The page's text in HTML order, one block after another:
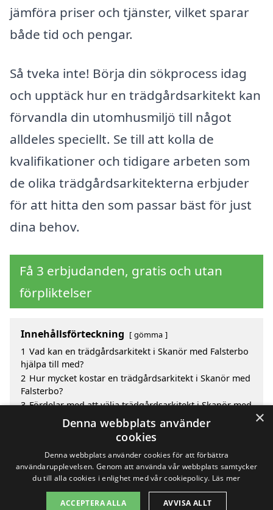
jämföra priser och tjänster, vilket sparar
både tid och pengar.
Så tveka inte! Börja din sökprocess idag
och upptäck hur en trädgårdsarkitekt kan
förvandla din utomhusmiljö till något
alldeles speciellt. Se till att kolla de
kvalifikationer och tidigare arbeten som
de olika trädgårdsarkitekterna erbjuder
för att hitta den som passar bäst för just
dina behov.
Få 3 erbjudanden, gratis och utan
förpliktelser
Innehållsförteckning gömma
1 Vad kan en trädgårdsarkitekt i Skanör med Falsterbo
hjälpa till med?
2 Hur mycket kostar en trädgårdsarkitekt i Skanör med
Falsterbo?
3 Fördelar med att välja trädgårdsarkitekt i Skanör med
Sök efter en skicklig trädgårdsarkitekt i de
omgivande städerna Skanör med Falsterbo
Copyright 2026 - Pilanto Aps
×
Denna webbplats använder
cookies
Denna webbplats använder cookies för att förbättra
användarupplevelsen. Genom att använda vår webbplats samtycker
du till alla cookies i enlighet med vår cookiepolicy. Läs mer
ACCEPTERA ALLA AVVISA ALLT